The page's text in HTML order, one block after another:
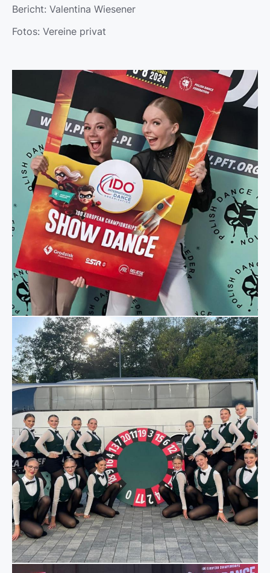
Bericht: Valentina Wiesener
Fotos: Vereine privat